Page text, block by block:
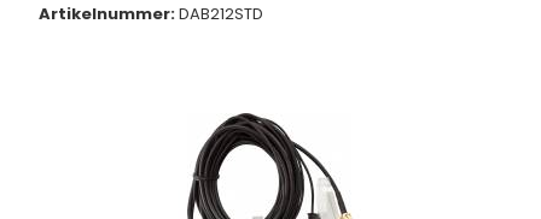
Artikelnummer:DAB212STD